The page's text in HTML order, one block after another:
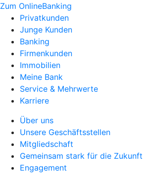
Zum OnlineBanking
Privatkunden
Junge Kunden
Banking
Firmenkunden
Immobilien
Meine Bank
Service & Mehrwerte
Karriere
Über uns
Unsere Geschäftsstellen
Mitgliedschaft
Gemeinsam stark für die Zukunft
Engagement